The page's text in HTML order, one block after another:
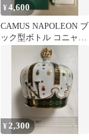
¥4,600
CAMUS NAPOLEON ブ
ック型ボトル コニャッ
¥2,300